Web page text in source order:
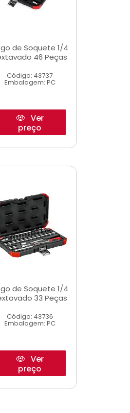
de Soquete 1/4
46 Peças
Código: 43737
Embalagem: PC
Ver
preço
de Soquete 1/4
33 Peças
Código: 43736
Embalagem: PC
Ver
preço